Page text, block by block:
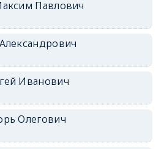
Павлович
Иванович
Олегович